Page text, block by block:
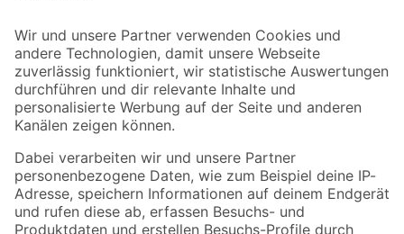
Der toom Newsletter: Keine Angebote und Aktionen mehr verpassen!
Zur Newsletter Anmeldung
Folge uns
Zahlungsarten Versandarten